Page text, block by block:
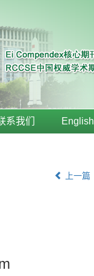
系我们 English
上一篇